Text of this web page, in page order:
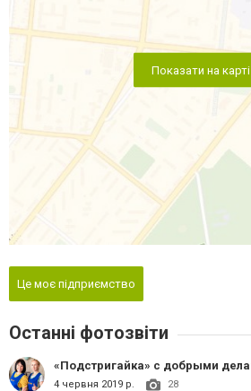
Показати на карті
Це моє підприємство
Останні фотозвіти
4 червня 2019 р. 28